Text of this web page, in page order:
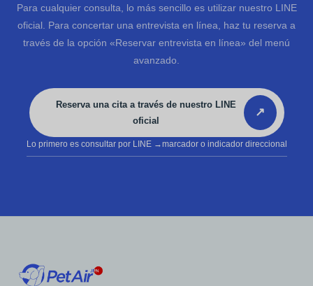
Para cualquier consulta, lo más sencillo es utilizar nuestro LINE
oficial. Para concertar una entrevista en línea, haz tu reserva a
través de la opción «Reservar entrevista en línea» del menú
avanzado.
Reserva una cita a través de nuestro LINE
oficial
↗
Lo primero es consultar por LINE →marcador o indicador direccional